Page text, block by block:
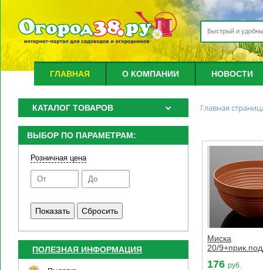
ГЛАВНАЯ О КОМПАНИИ НОВОСТИ
КАТАЛОГ ТОВАРОВ
ВЫБОР ПО ПАРАМЕТРАМ:
Розничная цена
ПОЛЕЗНАЯ ИНФОРМАЦИЯ
Главная
Миска
20/
176 руб.